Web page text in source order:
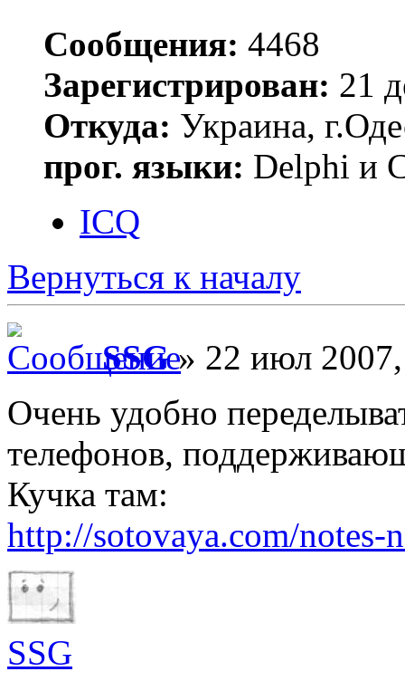
Сообщения: 4468
Зарегистрирован: 21
Откуда: Украина,
прог. языки: Delphi и
ICQ
Вернуться к началу
SSG» 22 июл
Очень удобно
телефонов,
Кучка там:
http://sotovaya.com/notes-
SSG